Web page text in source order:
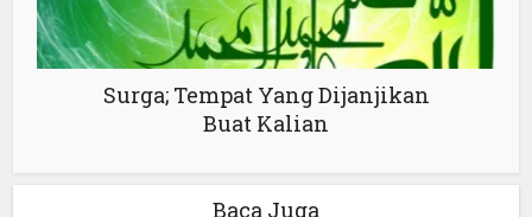
Surga; Tempat Yang Dijanjikan
Buat Kalian
Baca Juga